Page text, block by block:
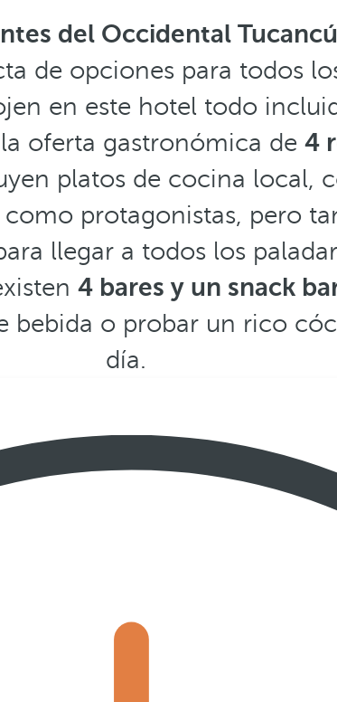
del Occidental
de opciones para todos
en este hotel todo
oferta gastronómica de 4
platos de cocina local,
protagonistas, pero
llegar a todos los
4 bares y un snack
bebida o probar un rico
día.